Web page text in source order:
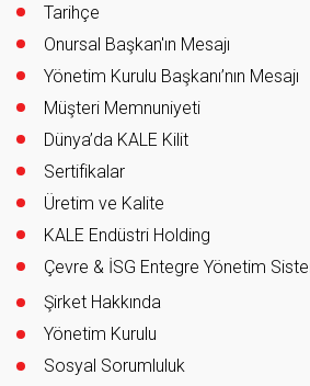
Tarihçe
Onursal Başkan'ın Mesajı
Yönetim Kurulu Başkanı’nın Mesajı
Müşteri Memnuniyeti
Dünya’da KALE Kilit
Sertifikalar
Üretim ve Kalite
KALE Endüstri Holding
Çevre & İSG Entegre Yönetim
Şirket Hakkında
Yönetim Kurulu
Sosyal Sorumluluk